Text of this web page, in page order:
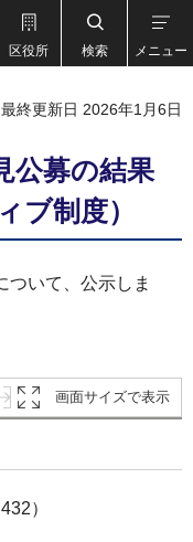
区役所 検索 メニュー
最終更新日 2026年1月6日
公募の結果
ブ制度）
ついて、公示しま
画面サイズで表示
432）